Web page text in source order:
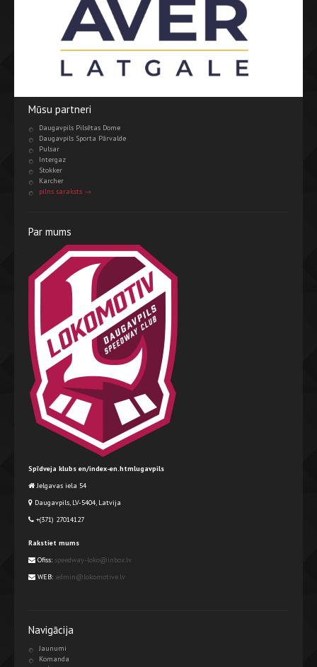
Mūsu partneri
Daugavpils Pilsētas Dome
Daugavpils Sporta Pārvalde
Pulsar
Intergaz
Stokker
Karcher
pilns saraksts →
Par mums
Spīdveja klubs en/index-en.htmlugavpils
Jelgavas iela 54
Daugavpils, LV-5404, Latvija
+(371) 27014127
Rakstiet mums
Ofiss: speedway-loko@inbox.lv
WEB: admin@lokomotive.lv
Navigācija
Jaunumi
Komanda